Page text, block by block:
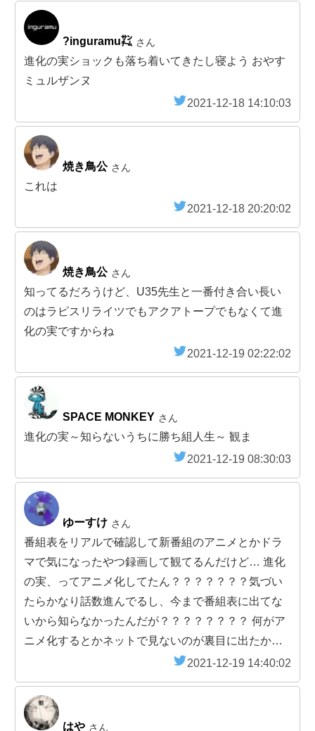
?inguramu㌠ さん
進化の実ショックも落ち着いてきたし寝よう おやす
ミュルザンヌ
2021-12-18 14:10:03
焼き鳥公 さん
これは
2021-12-18 20:20:02
焼き鳥公 さん
知ってるだろうけど、U35先生と一番付き合い長い
のはラピスリライツでもアクアトープでもなくて進
化の実ですからね
2021-12-19 02:22:02
SPACE MONKEY さん
進化の実～知らないうちに勝ち組人生～ 観ま
2021-12-19 08:30:03
ゆーすけ さん
番組表をリアルで確認して新番組のアニメとかドラ
マで気になったやつ録画して観てるんだけど… 進化
の実、ってアニメ化してたん？？？？？？？気づい
たらかなり話数進んでるし、今まで番組表に出てな
いから知らなかったんだが？？？？？？？？ 何がア
ニメ化するとかネットで見ないのが裏目に出たか…
2021-12-19 14:40:02
はや さん